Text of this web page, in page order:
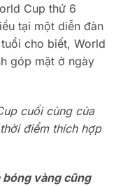
Cup thứ 6
tại một diễn đàn
cho biết, World
góp mặt ở ngày
cuối cùng của
điểm thích hợp
bóng vàng cũng